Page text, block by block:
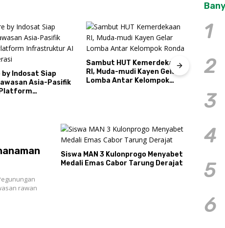
Kemerdekaan
mudi Kayen Gelar
Kelompok
Satpol PP DIY Siapkan Model
Kolaborasi Keamanan
Berbasis Masyarakat
rawan
Siswa MAN 3 Kulonprogo Menyabet
Medali Emas Cabor Tarung Derajat
1
2
3
4
5
6